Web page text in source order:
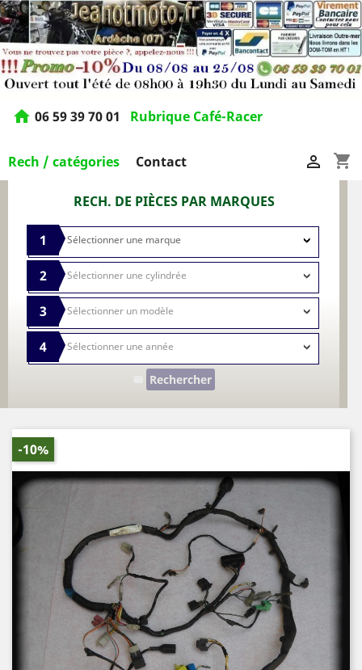
home 06 59 39 70 01 Rubrique Café-Racer
Rech / catégories Contact shopping_cart

RECH. DE PIÈCES PAR MARQUES
1
2
3
4
Rechercher
-10%